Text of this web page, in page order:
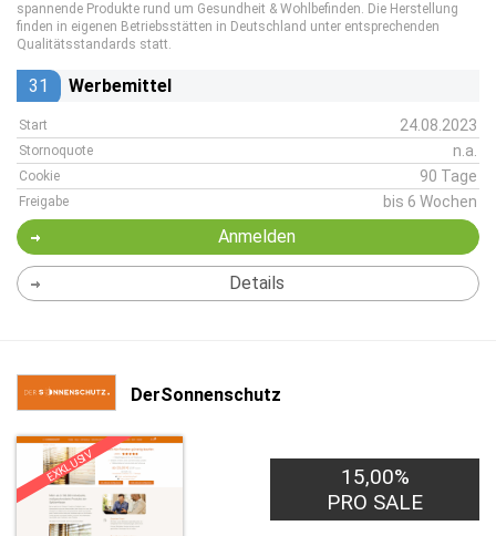
spannende Produkte rund um Gesundheit & Wohlbefinden. Die Herstellung
finden in eigenen Betriebsstätten in Deutschland unter entsprechenden
Qualitätsstandards statt.
31 Werbemittel
Start 24.08.2023
Stornoquote n.a.
Cookie 90 Tage
Freigabe bis 6 Wochen
Anmelden
Details
DerSonnenschutz
EXKLUSIV
15,00%
PRO SALE